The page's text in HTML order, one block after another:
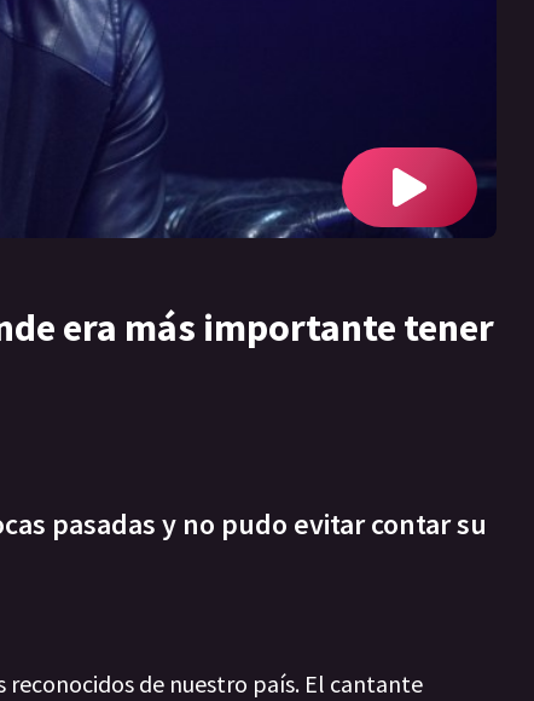
era más importante tener
pasadas y no pudo evitar contar su
de nuestro país. El cantante